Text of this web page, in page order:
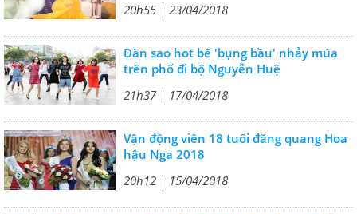
20h55 | 23/04/2018
Dàn sao hot bế 'bụng bầu' nhảy múa
trên phố đi bộ Nguyễn Huệ
21h37 | 17/04/2018
Vận động viên 18 tuổi đăng quang Hoa
hậu Nga 2018
20h12 | 15/04/2018